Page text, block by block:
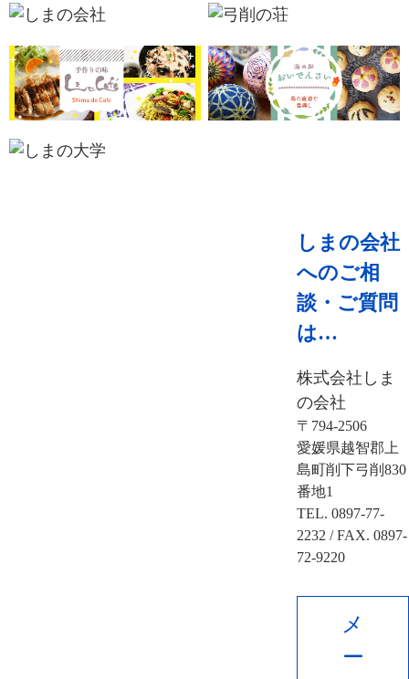
しまの会社
へのご相
談・ご質問
は…
株式会社しま
の会社
〒794-2506
愛媛県越智郡上
島町削下弓削830
番地1
TEL. 0897-77-
2232 / FAX. 0897-
72-9220
メ
ー